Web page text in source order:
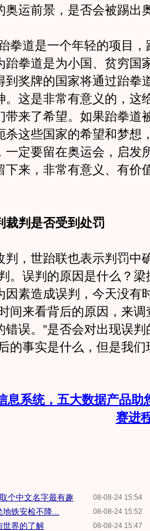
奥运前景，是否会被踢出
道是一个年轻的项目，
跆拳道是为小国、贫穷国
到奖牌的国家将通过跆拳
。这是非常有意义的，这
带来了希望。如果跆拳道
杀这些国家的希望和梦想
一定要留在奥运会，启发
下来，非常有意义、有价
判是否受到处罚
，世跆联也表示判罚中
。误判的原因是什么？梁
因素造成误判，今天没有
间来看背后的原因，来调
错误。”是否会对出现误
的事实是什么，但是我
息系统，五大数据产品助
赛进
08-08-24 15:54
个中文名字最有趣
08-08-24 15:52
铁安检不降...
08-08-24 15:47
世界的了解